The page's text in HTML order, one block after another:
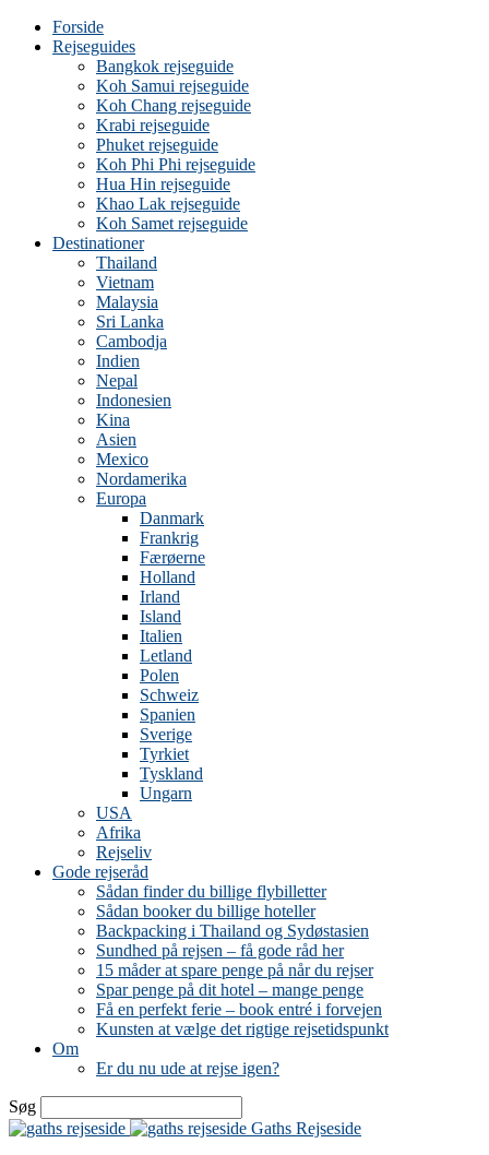
Forside
Rejseguides
Bangkok rejseguide
Koh Samui rejseguide
Koh Chang rejseguide
Krabi rejseguide
Phuket rejseguide
Koh Phi Phi rejseguide
Hua Hin rejseguide
Khao Lak rejseguide
Koh Samet rejseguide
Destinationer
Thailand
Vietnam
Malaysia
Sri Lanka
Cambodja
Indien
Nepal
Indonesien
Kina
Asien
Mexico
Nordamerika
Europa
Danmark
Frankrig
Færøerne
Holland
Irland
Island
Italien
Letland
Polen
Schweiz
Spanien
Sverige
Tyrkiet
Tyskland
Ungarn
USA
Afrika
Rejseliv
Gode rejseråd
Sådan finder du billige flybilletter
Sådan booker du billige hoteller
Backpacking i Thailand og Sydøstasien
Sundhed på rejsen – få gode råd her
15 måder at spare penge på når du rejser
Spar penge på dit hotel – mange penge
Få en perfekt ferie – book entré i forvejen
Kunsten at vælge det rigtige rejsetidspunkt
Om
Er du nu ude at rejse igen?
Søg
Gaths Rejseside